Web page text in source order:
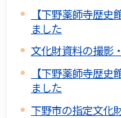
【下野薬師寺歴
ました
文化財資料の撮影
【下野薬師寺歴
ました
下野市の指定文化